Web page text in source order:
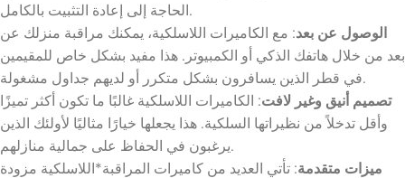
الحاجة إلى إعادة التثبيت بالكامل.
الوصول عن بعد: مع الكاميرات اللاسلكية، يمكنك مراقبة منزلك عن
بعد من خلال هاتفك الذكي أو الكمبيوتر. هذا مفيد بشكل خاص للمقيمين
في قطر الذين يسافرون بشكل متكرر أو لديهم جداول مشغولة.
تصميم أنيق وغير لافت: الكاميرات اللاسلكية غالبًا ما تكون أكثر تميزًا
وأقل تدخلاً من نظيراتها السلكية. هذا يجعلها خيارًا مثاليًا لأولئك الذين
يرغبون في الحفاظ على جمالية منازلهم.
ميزات متقدمة: تأتي العديد من كاميرات المراقبة*اللاسلكية مزودة